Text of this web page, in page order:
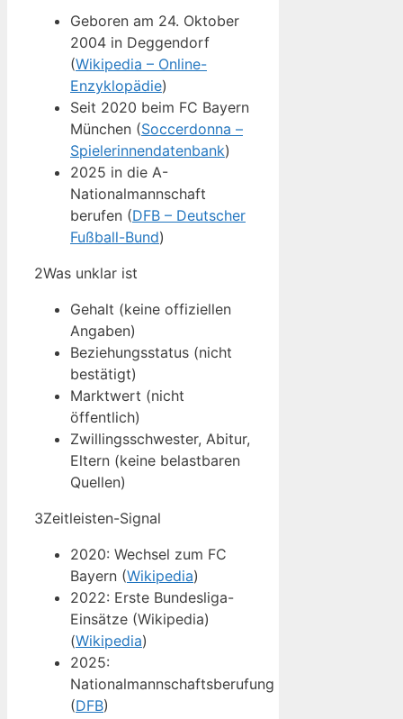
Geboren am 24. Oktober
2004 in Deggendorf
(Wikipedia – Online-
Enzyklopädie)
Seit 2020 beim FC Bayern
München (Soccerdonna –
Spielerinnendatenbank)
2025 in die A-
Nationalmannschaft
berufen (DFB – Deutscher
Fußball-Bund)
2Was unklar ist
Gehalt (keine offiziellen
Angaben)
Beziehungsstatus (nicht
bestätigt)
Marktwert (nicht
öffentlich)
Zwillingsschwester, Abitur,
Eltern (keine belastbaren
Quellen)
3Zeitleisten-Signal
2020: Wechsel zum FC
Bayern (Wikipedia)
2022: Erste Bundesliga-
Einsätze (Wikipedia)
(Wikipedia)
2025:
Nationalmannschaftsberufung
(DFB)